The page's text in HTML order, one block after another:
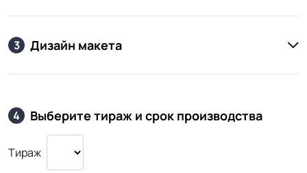
3 Дизайн макета
4 Выберите тираж и срок производства
Тираж